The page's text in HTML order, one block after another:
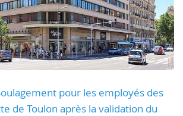
pour les employés des
de Toulon après la validation du